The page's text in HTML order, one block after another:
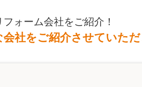
ォーム会社をご紹介！
社をご紹介させていただ